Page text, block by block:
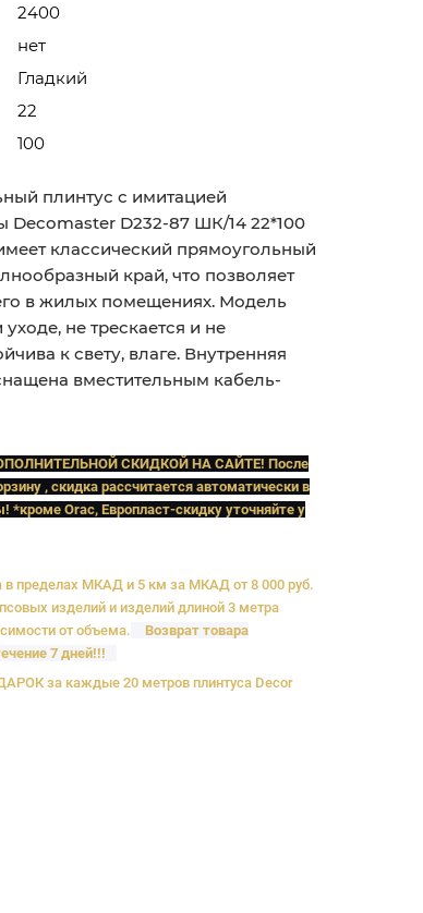
2400
нет
Гладкий
22
100
плинтус с имитацией
Decomaster D232-87 ШК/14 22*100
классический прямоугольный
край, что позволяет
в жилых помещениях. Модель
не трескается и не
к свету, влаге. Внутренняя
вместительным кабель-
СКИДКОЙ НА САЙТЕ! После
, скидка рассчитается автоматически в
*кроме Orac, Европласт-скидку уточняйте у
пределах МКАД и 5 км за МКАД от 8 000 руб.
изделий и изделий длиной 3 метра
от объема.
Возврат товара
7 дней!!!
за каждые 20 метров плинтуса Decor